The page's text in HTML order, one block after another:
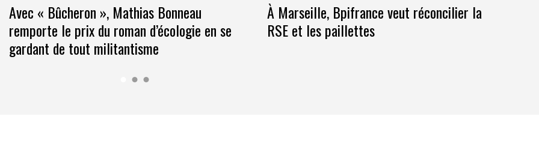
Clé verte, 100% devraient l’être en 2026.
Avec « Bûcheron », Mathias Bonneau
remporte le prix du roman d’écologie en se
gardant de tout militantisme
À Marseille, Bpifrance veut réconcilier la
RSE et les paillettes